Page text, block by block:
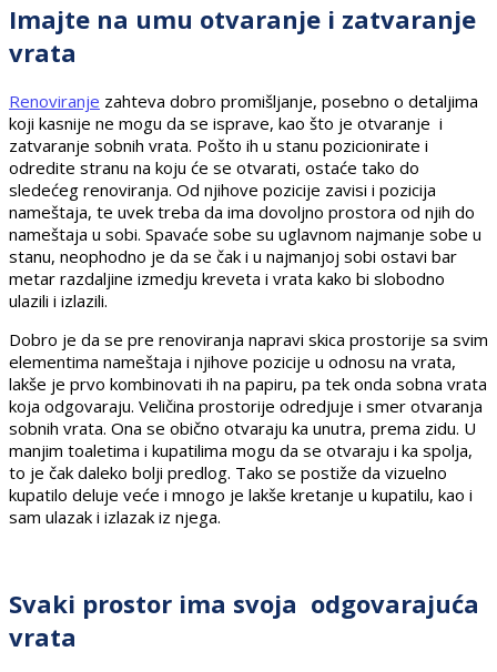
Imajte na umu otvaranje i zatvaranje
vrata
Renoviranje zahteva dobro promišljanje, posebno o detaljima
koji kasnije ne mogu da se isprave, kao što je otvaranje i
zatvaranje sobnih vrata. Pošto ih u stanu pozicionirate i
odredite stranu na koju će se otvarati, ostaće tako do
sledećeg renoviranja. Od njihove pozicije zavisi i pozicija
nameštaja, te uvek treba da ima dovoljno prostora od njih do
nameštaja u sobi. Spavaće sobe su uglavnom najmanje sobe u
stanu, neophodno je da se čak i u najmanjoj sobi ostavi bar
metar razdaljine izmedju kreveta i vrata kako bi slobodno
ulazili i izlazili.
Dobro je da se pre renoviranja napravi skica prostorije sa svim
elementima nameštaja i njihove pozicije u odnosu na vrata,
lakše je prvo kombinovati ih na papiru, pa tek onda sobna vrata
koja odgovaraju. Veličina prostorije odredjuje i smer otvaranja
sobnih vrata. Ona se obično otvaraju ka unutra, prema zidu. U
manjim toaletima i kupatilima mogu da se otvaraju i ka spolja,
to je čak daleko bolji predlog. Tako se postiže da vizuelno
kupatilo deluje veće i mnogo je lakše kretanje u kupatilu, kao i
sam ulazak i izlazak iz njega.
Svaki prostor ima svoja odgovarajuća
vrata